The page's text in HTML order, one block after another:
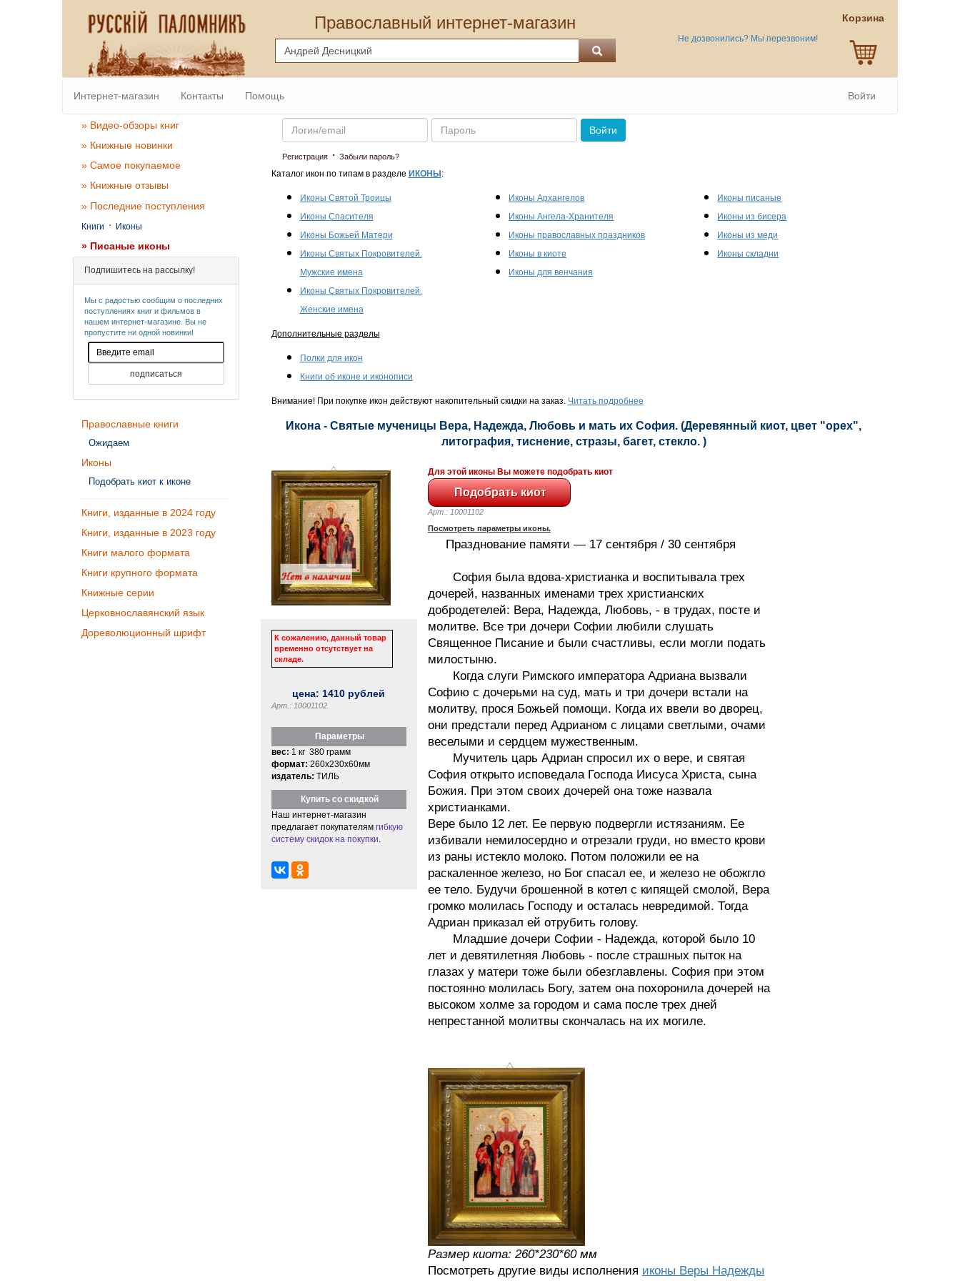
Православный интернет-магазин
Не дозвонились? Мы перезвоним!
Корзина
Интернет-магазин Контакты Помощь Войти
» Видео-обзоры книг
» Книжные новинки
» Самое покупаемое
» Книжные отзывы
» Последние поступления
Книги · Иконы
» Писаные иконы
Подпишитесь на рассылку!
Мы с радостью сообщим о последних
поступлениях книг и фильмов в
нашем интернет-магазине. Вы не
пропустите ни одной новинки!
Православные книги
Ожидаем
Иконы
Подобрать киот к иконе
Книги, изданные в 2024 году
Книги, изданные в 2023 году
Книги малого формата
Книги крупного формата
Книжные серии
Церковнославянский язык
Дореволюционный шрифт
Email Пароль
Войти
Регистрация· Забыли пароль?
Каталог икон по типам в разделе ИКОНЫ :
Иконы Святой Троицы
Иконы Спасителя
Иконы Божьей Матери
Иконы Святых Покровителей.
Мужские имена
Иконы Святых Покровителей.
Женские имена
Иконы Архангелов
Иконы Ангела-Хранителя
Иконы православных праздников
Иконы в киоте
Иконы для венчания
Иконы писаные
Иконы из бисера
Иконы из меди
Иконы складни
Дополнительные разделы
Полки для икон
Книги об иконе и иконописи
Внимание! При покупке икон действуют накопительный скидки на заказ. Читать подробнее
Икона - Святые мученицы Вера, Надежда, Любовь и мать их София. (Деревянный киот, цвет "орех",
литография, тиснение, стразы, багет, стекло. )
К сожалению, данный товар
временно отсутствует на
складе.
цена: 1410 рублей
Арт.: 10001102
Параметры
вес: 1 кг 380 грамм
формат: 260x230x60мм
издатель: ТИЛЬ
Купить со скидкой
Наш интернет-магазин
предлагает покупателям гибкую
систему скидок на покупки
Для этой иконы Вы можете подобрать киот
Арт.: 10001102
Посмотреть параметры иконы.
Празднование памяти — 17 сентября / 30 сентября
София была вдова-христианка и воспитывала трех
дочерей, названных именами трех христианских
добродетелей: Вера, Надежда, Любовь, - в трудах, посте и
молитве. Все три дочери Софии любили слушать
Священное Писание и были счастливы, если могли подать
милостыню.
Когда слуги Римского императора Адриана вызвали
Софию с дочерьми на суд, мать и три дочери встали на
молитву, прося Божьей помощи. Когда их ввели во дворец,
они предстали перед Адрианом с лицами светлыми, очами
веселыми и сердцем мужественным.
Мучитель царь Адриан спросил их о вере, и святая
София открыто исповедала Господа Иисуса Христа, сына
Божия. При этом своих дочерей она тоже назвала
христианками.
Вере было 12 лет. Ее первую подвергли истязаниям. Ее
избивали немилосердно и отрезали груди, но вместо крови
из раны истекло молоко. Потом положили ее на
раскаленное железо, но Бог спасал ее, и железо не обожгло
ее тело. Будучи брошенной в котел с кипящей смолой, Вера
громко молилась Господу и осталась невредимой. Тогда
Адриан приказал ей отрубить голову.
Младшие дочери Софии - Надежда, которой было 10
лет и девятилетняя Любовь - после страшных пыток на
глазах у матери тоже были обезглавлены. София при этом
постоянно молилась Богу, затем она похоронила дочерей на
высоком холме за городом и сама после трех дней
непрестанной молитвы скончалась на их могиле.
Размер киота: 260*230*60 мм
Посмотреть другие виды исполнения иконы Веры Надежды